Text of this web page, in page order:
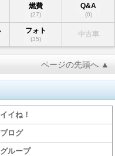
燃費
(27)
Q&A
(0)
フォト
(35)
中古車
ページの先頭へ ▲
イイね！
ブログ
グループ